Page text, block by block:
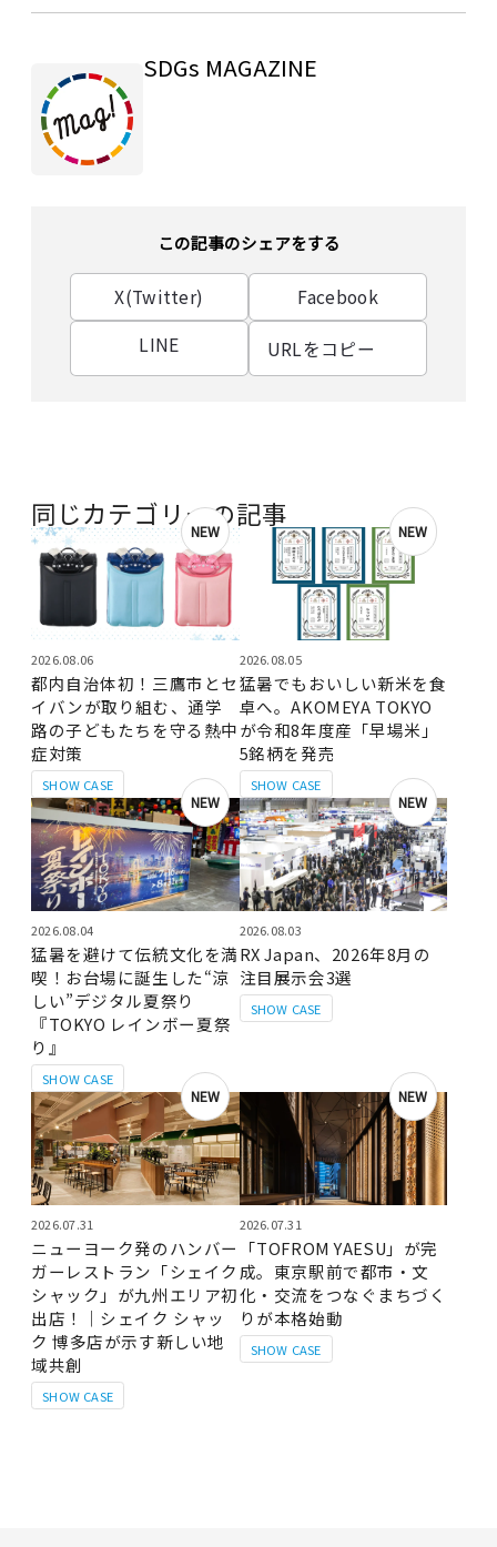
SDGs MAGAZINE
この記事のシェアをする
X(Twitter)
Facebook
LINE
URLをコピー
同じカテゴリーの記事
NEW
SHOW CASE
2026.08.06
都内自治体初！三鷹市とセ
イバンが取り組む、通学
路の子どもたちを守る熱中
症対策
NEW
SHOW CASE
2026.08.05
猛暑でもおいしい新米を食
卓へ。AKOMEYA TOKYO
が令和8年度産「早場米」
5銘柄を発売
NEW
SHOW CASE
2026.08.04
猛暑を避けて伝統文化を満
喫！お台場に誕生した“涼
しい”デジタル夏祭り
『TOKYO レインボー夏祭
り』
NEW
SHOW CASE
2026.08.03
RX Japan、2026年8月の
注目展示会3選
NEW
SHOW CASE
2026.07.31
ニューヨーク発のハンバー
ガーレストラン「シェイク
シャック」が九州エリア初
出店！｜シェイク シャッ
ク 博多店が示す新しい地
域共創
NEW
SHOW CASE
2026.07.31
「TOFROM YAESU」が完
成。東京駅前で都市・文
化・交流をつなぐまちづく
りが本格始動